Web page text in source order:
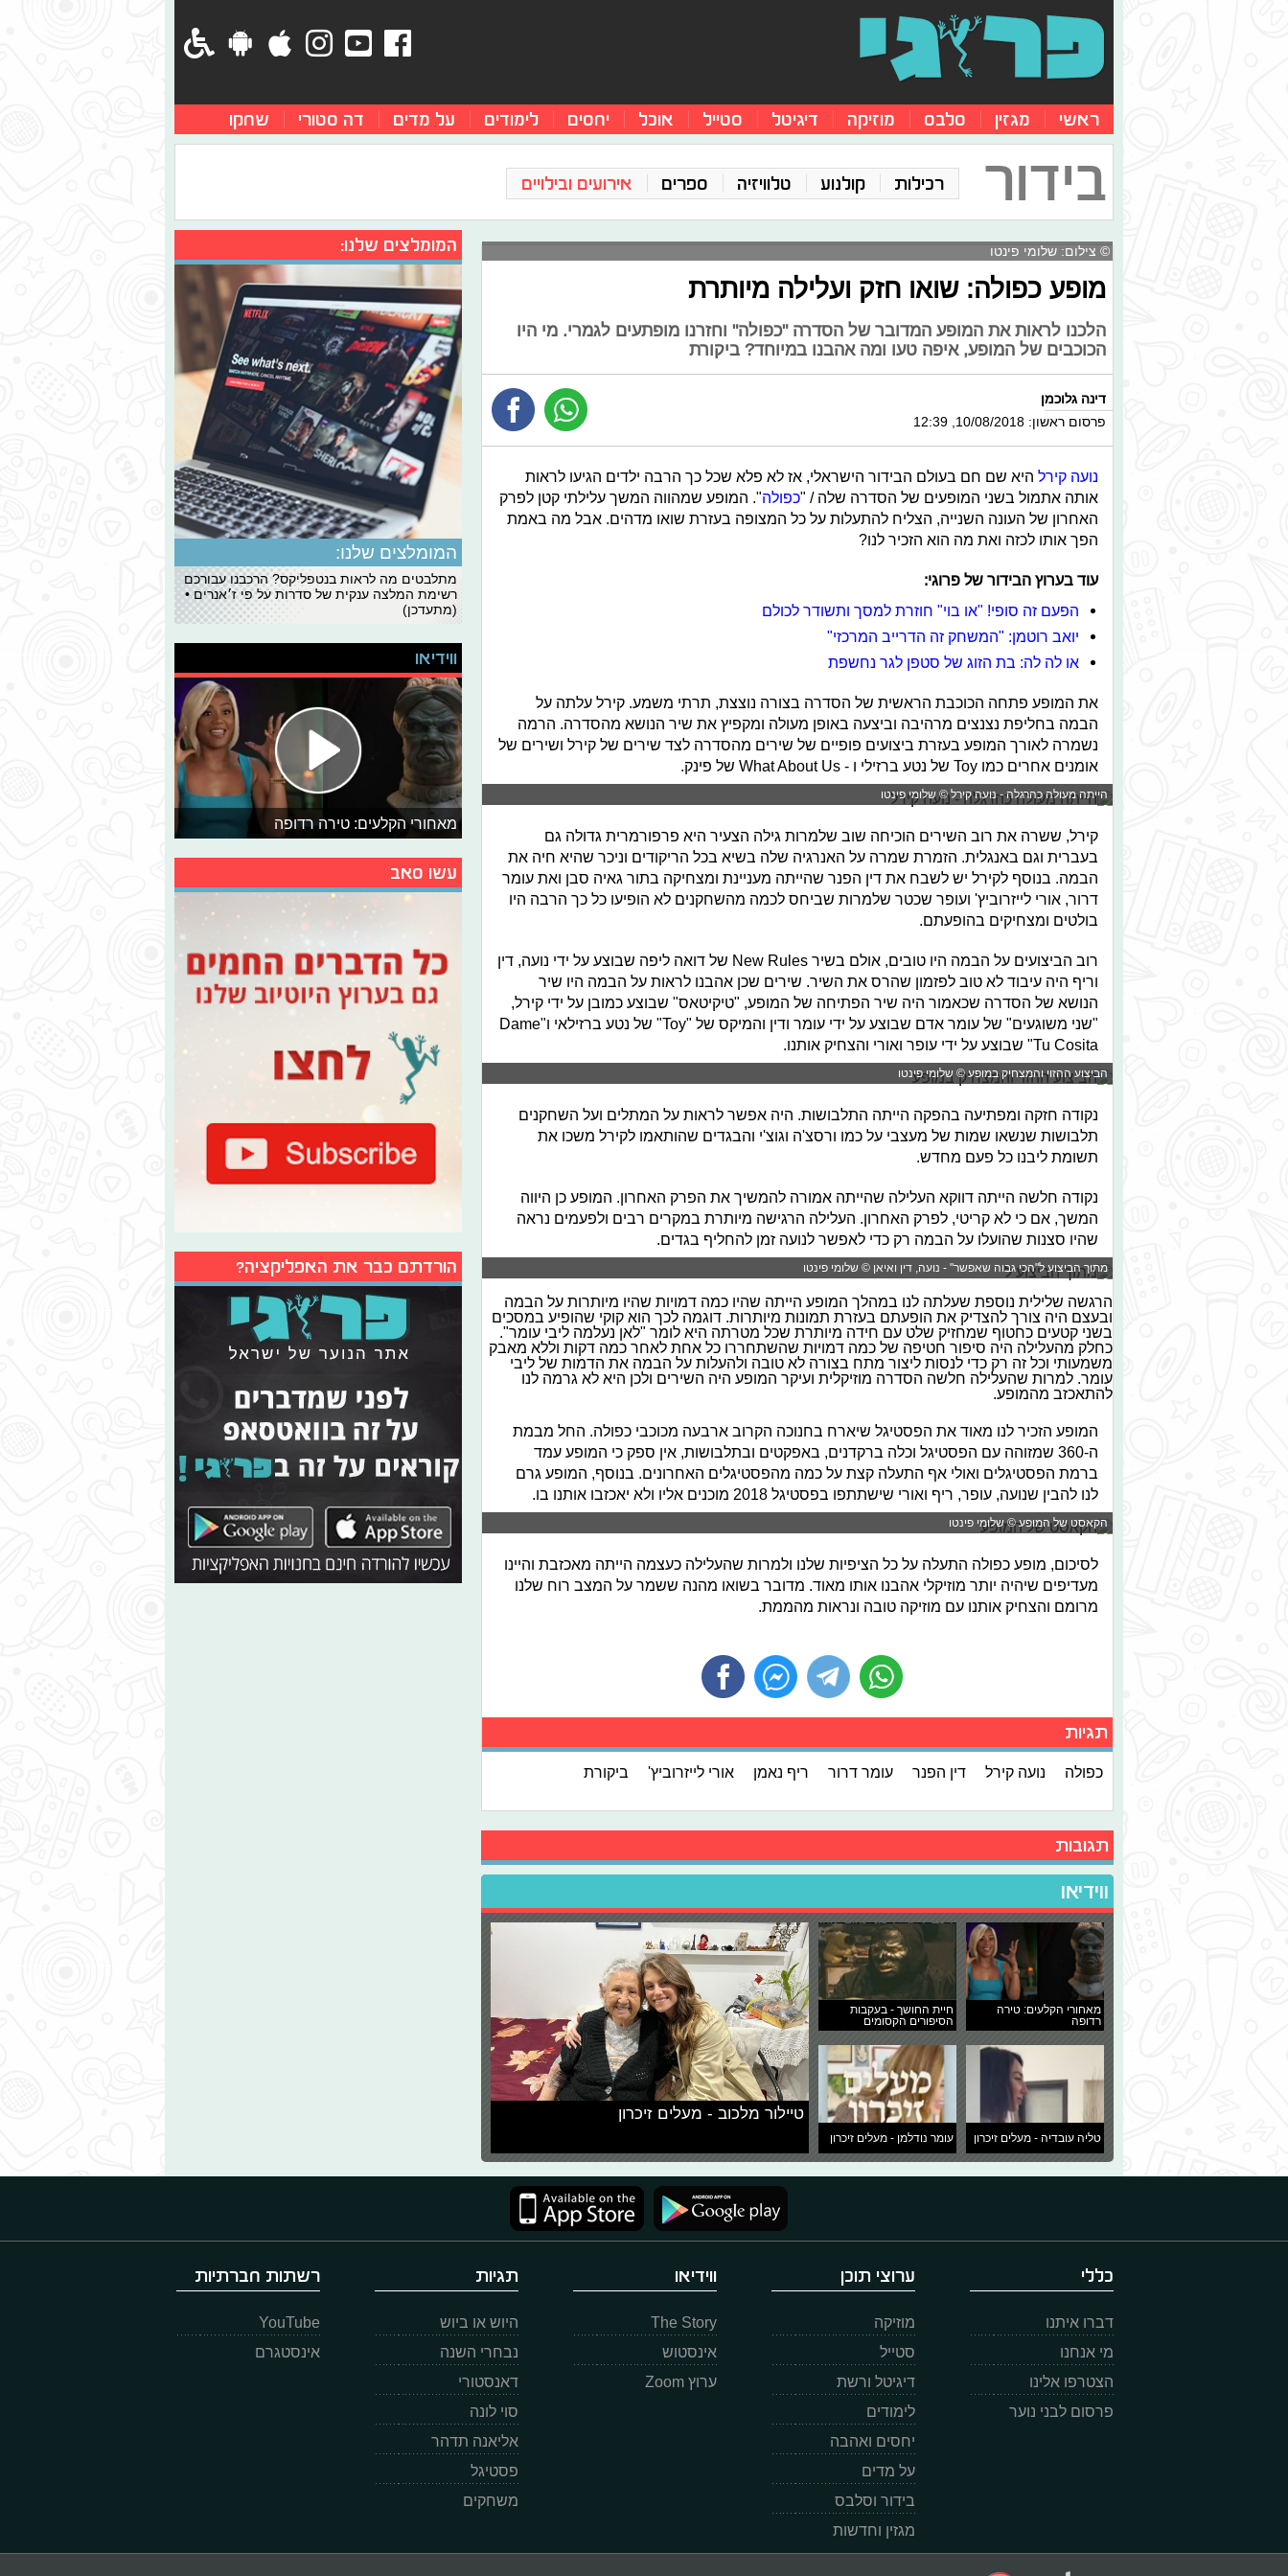
ראשי מגזין סלבס מוזיקה דיגיטל סטייל אוכל יחסים לימודים על מדים דה סטורי שחקו
בידור רכילות קולנוע טלוויזיה ספרים אירועים ובילויים
© צילום: שלומי פינטו
מופע כפולה: שואו חזק ועלילה מיותרת
הלכנו לראות את המופע המדובר של הסדרה "כפולה" וחזרנו מופתעים לגמרי. מי היו
הכוכבים של המופע, איפה טעו ומה אהבנו במיוחד? ביקורת
דינה גלוכמן
פרסום ראשון: 10/08/2018, 12:39
נועה קירל היא שם חם בעולם הבידור הישראלי, אז לא פלא שכל כך הרבה ילדים הגיעו לראות
אותה אתמול בשני המופעים של הסדרה שלה / "כפולה". המופע שמהווה המשך עלילתי קטן לפרק
האחרון של העונה השנייה, הצליח להתעלות על כל המצופה בעזרת שואו מדהים. אבל מה באמת
הפך אותו לכזה ואת מה הוא הזכיר לנו?
עוד בערוץ הבידור של פרוגי:
הפעם זה סופי! "או בוי" חוזרת למסך ותשודר לכולם
יואב רוטמן: "המשחק זה הדרייב המרכזי"
או לה לה: בת הזוג של סטפן לגר נחשפת
את המופע פתחה הכוכבת הראשית של הסדרה בצורה נוצצת, תרתי משמע. קירל עלתה על
הבמה בחליפת נצנצים מרהיבה וביצעה באופן מעולה ומקפיץ את שיר הנושא מהסדרה. הרמה
נשמרה לאורך המופע בעזרת ביצועים פופיים של שירים מהסדרה לצד שירים של קירל ושירים של
אומנים אחרים כמו Toy של נטע ברזילי ו - What About Us של פינק.
הייתה מעולה כהרגלה - נועה קירל © שלומי פינטו
קירל, ששרה את רוב השירים הוכיחה שוב שלמרות גילה הצעיר היא פרפורמרית גדולה גם
בעברית וגם באנגלית. הזמרת שמרה על האנרגיה שלה בשיא בכל הריקודים וניכר שהיא חיה את
הבמה. בנוסף לקירל יש לשבח את דין הפנר שהייתה מעניינת ומצחיקה בתור גאיה סבן ואת עומר
דרור, אורי לייזרוביץ' ועופר שכטר שלמרות שביחס לכמה מהשחקנים לא הופיעו כל כך הרבה היו
בולטים ומצחיקים בהופעתם.
רוב הביצועים על הבמה היו טובים, אולם בשיר New Rules של דואה ליפה שבוצע על ידי נועה, דין
וריף היה עיבוד לא טוב לפזמון שהרס את השיר. שירים שכן אהבנו לראות על הבמה היו שיר
הנושא של הסדרה שכאמור היה שיר הפתיחה של המופע, "טיקיטאס" שבוצע כמובן על ידי קירל,
"שני משוגעים" של עומר אדם שבוצע על ידי עומר ודין והמיקס של "Toy" של נטע ברזילאי ו"Dame
Tu Cosita" שבוצע על ידי עופר ואורי והצחיק אותנו.
הביצוע ההזוי והמצחיק במופע © שלומי פינטו
נקודה חזקה ומפתיעה בהפקה הייתה התלבושות. היה אפשר לראות על המתלים ועל השחקנים
תלבושות שנשאו שמות של מעצבי על כמו ורסצ'ה וגוצ'י והבגדים שהותאמו לקירל משכו את
תשומת ליבנו כל פעם מחדש.
נקודה חלשה הייתה דווקא העלילה שהייתה אמורה להמשיך את הפרק האחרון. המופע כן היווה
המשך, אם כי לא קריטי, לפרק האחרון. העלילה הרגישה מיותרת במקרים רבים ולפעמים נראה
שהיו סצנות שהועלו על הבמה רק כדי לאפשר לנועה זמן להחליף בגדים.
מתוך הביצוע ל"הכי גבוה שאפשר" - נועה, דין ואיאן © שלומי פינטו
הרגשה שלילית נוספת שעלתה לנו במהלך המופע הייתה שהיו כמה דמויות שהיו מיותרות על הבמה
ובעצם היה צורך להצדיק את הופעתם בעזרת תמונות מיותרות. דוגמה לכך הוא קוקי שהופיע במסכים
בשני קטעים כחטוף שמחזיק שלט עם חידה מיותרת שכל מטרתה היא לומר "לאן נעלמה ליבי עומר".
כחלק מהעלילה היה סיפור חטיפה של כמה דמויות שהשתחררו כל אחת לאחר כמה דקות וללא מאבק
משמעותי וכל זה רק כדי לנסות ליצור מתח בצורה לא טובה ולהעלות על הבמה את הדמות של ליבי
עומר. למרות שהעלילה חלשה הסדרה מוזיקלית ועיקר המופע היה השירים ולכן היא לא גרמה לנו
להתאכזב מהמופע.
המופע הזכיר לנו מאוד את הפסטיגל שיארח בחנוכה הקרוב ארבעה מכוכבי כפולה. החל מבמת
ה-360 שמזוהה עם הפסטיגל וכלה ברקדנים, באפקטים ובתלבושות, אין ספק כי המופע עמד
ברמת הפסטיגלים ואולי אף התעלה קצת על כמה מהפסטיגלים האחרונים. בנוסף, המופע גרם
לנו להבין שנועה, עופר, ריף ואורי שישתתפו בפסטיגל 2018 מוכנים אליו ולא יאכזבו אותנו בו.
הקאסט של המופע © שלומי פינטו
לסיכום, מופע כפולה התעלה על כל הציפיות שלנו ולמרות שהעלילה כעצמה הייתה מאכזבת והיינו
מעדיפים שיהיה יותר מוזיקלי אהבנו אותו מאוד. מדובר בשואו מהנה ששמר על המצב רוח שלנו
מרומם והצחיק אותנו עם מוזיקה טובה ונראות מהממת.
תגיות
כפולה נועה קירל דין הפנר עומר דרור ריף נאמן אורי לייזרוביץ' ביקורת
תגובות
ווידיאו
מאחורי הקלעים: טירה
רדופה
חיית החושך - בעקבות
הסיפורים הקסומים
טליה עובדיה - מעלים זיכרון עומר נודלמן - מעלים זיכרון
טיילור מלכוב - מעלים זיכרון
המומלצים שלנו:
המומלצים שלנו:
מתלבטים מה לראות בנטפליקס? הרכבנו עבורכם
רשימת המלצה ענקית של סדרות על פי ז׳אנרים •
(מתעדכן)
ווידיאו
מאחורי הקלעים: טירה רדופה
עשו סאב
הורדתם כבר את האפליקציה?
כללי
דברו איתנו
מי אנחנו
הצטרפו אלינו
פרסום לבני נוער
ערוצי תוכן
מוזיקה
סטייל
דיגיטל ורשת
לימודים
יחסים ואהבה
על מדים
בידור וסלבס
מגזין וחדשות
ווידיאו
The Story
אינסטוש
ערוץ Zoom
תגיות
היוש או ביוש
נבחרי השנה
דאנסטורי
סוי לונה
אליאנה תדהר
פסטיגל
משחקים
רשתות חברתיות
YouTube
אינסטגרם